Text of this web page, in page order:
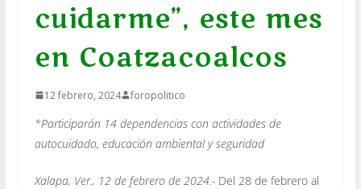
cuidarme”, este mes
en Coatzacoalcos
12 febrero, 2024 foropolitico
*Participarán 14 dependencias con actividades de
autocuidado, educación ambiental y seguridad
Xalapa, Ver., 12 de febrero de 2024.-Del 28 de febrero al